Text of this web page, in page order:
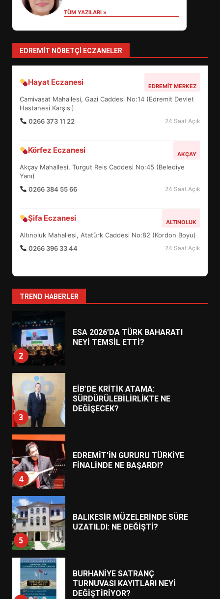
TÜM YAZILARI »
EDREMIT NÖBETÇI ECZANELER
Hayat Eczanesi EDREMIT MERKEZ
Camivasat Mahallesi, Gazi Caddesi No:14 (Edremit Devlet
Hastanesi Karşısı)
0266 373 11 22
24 Saat Açık
Körfez Eczanesi AKÇAY
Akçay Mahallesi, Turgut Reis Caddesi No:45 (Belediye
Yanı)
0266 384 55 66
24 Saat Açık
Şifa Eczanesi ALTINOLUK
Altınoluk Mahallesi, Atatürk Caddesi No:82 (Kordon Boyu)
0266 396 33 44
24 Saat Açık
TREND HABERLER
EDREMİT’İN GURURU TÜRKİYE
5
BALIKESİR MÜZELERİNDE SÜRE
UZATILDI: NE DEĞİŞTİ?
DEĞİŞTİRİYOR?
7
BURHANİYE BELEDİYESPOR’DA
ŞEKİLLENDİ?
BULUŞMADA
2
NEYİ TEMSİL ETTİ?
3
SÜRDÜRÜLEBİLİRLİKTE NE
DEĞİŞECEK?
4
FİNALİNDE NE BAŞARDI?
5
UZATILDI: NE DEĞİŞTİ?
6
TURNUVASI KAYITLARI NEYİ
DEĞİŞTİRİYOR?